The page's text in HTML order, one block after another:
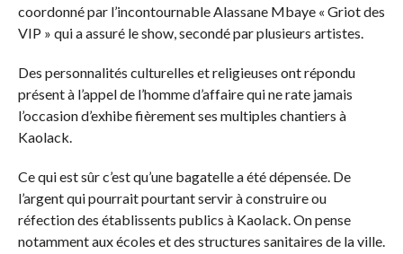
coordonné par l’incontournable Alassane Mbaye « Griot des
VIP » qui a assuré le show, secondé par plusieurs artistes.
Des personnalités culturelles et religieuses ont répondu
présent à l’appel de l’homme d’affaire qui ne rate jamais
l’occasion d’exhibe fièrement ses multiples chantiers à
Kaolack.
Ce qui est sûr c’est qu’une bagatelle a été dépensée. De
l’argent qui pourrait pourtant servir à construire ou
réfection des établissents publics à Kaolack. On pense
notamment aux écoles et des structures sanitaires de la ville.